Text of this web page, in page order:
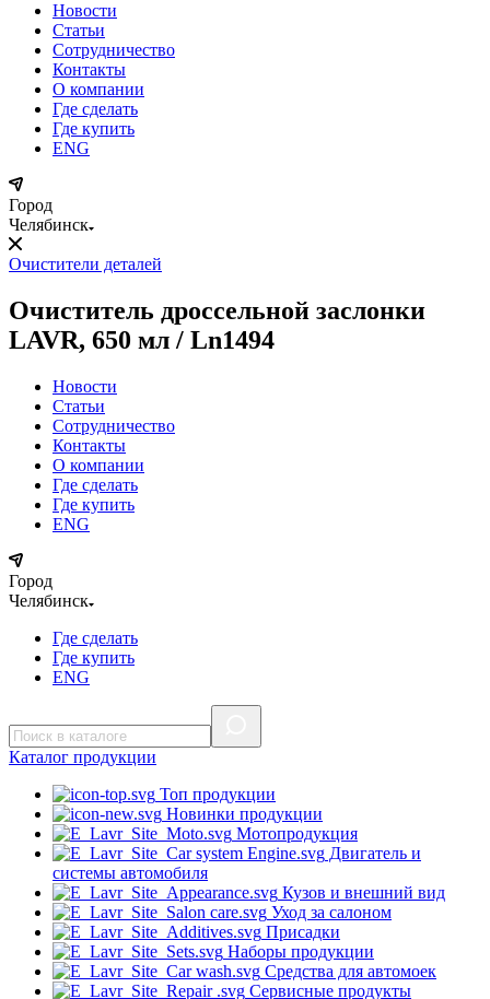
Новости
Статьи
Сотрудничество
Контакты
О компании
Где сделать
Где купить
ENG
Город
Челябинск
Очистители деталей
Очиститель дроссельной заслонки
LAVR, 650 мл / Ln1494
Новости
Статьи
Сотрудничество
Контакты
О компании
Где сделать
Где купить
ENG
Город
Челябинск
Где сделать
Где купить
ENG
Каталог продукции
Топ продукции
Новинки продукции
Мотопродукция
Двигатель и
системы автомобиля
Кузов и внешний вид
Уход за салоном
Присадки
Наборы продукции
Средства для автомоек
Сервисные продукты